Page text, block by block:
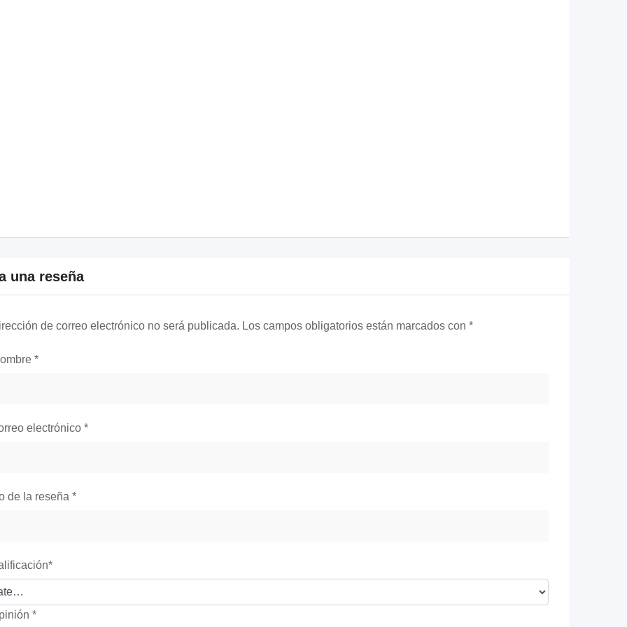
una reseña
de correo electrónico no será publicada. Los campos obligatorios están marcados con *
*
electrónico *
de la reseña *
*
*